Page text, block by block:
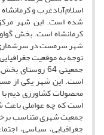
شده است. این شهر
توجه به موقعیت
جمعیتی 64
است. این شهر یکی از
محصولات کشاورزی دیم
است که چه عواملی
جمعیت شهری متناسب
جغرافیایی، سیاسی،